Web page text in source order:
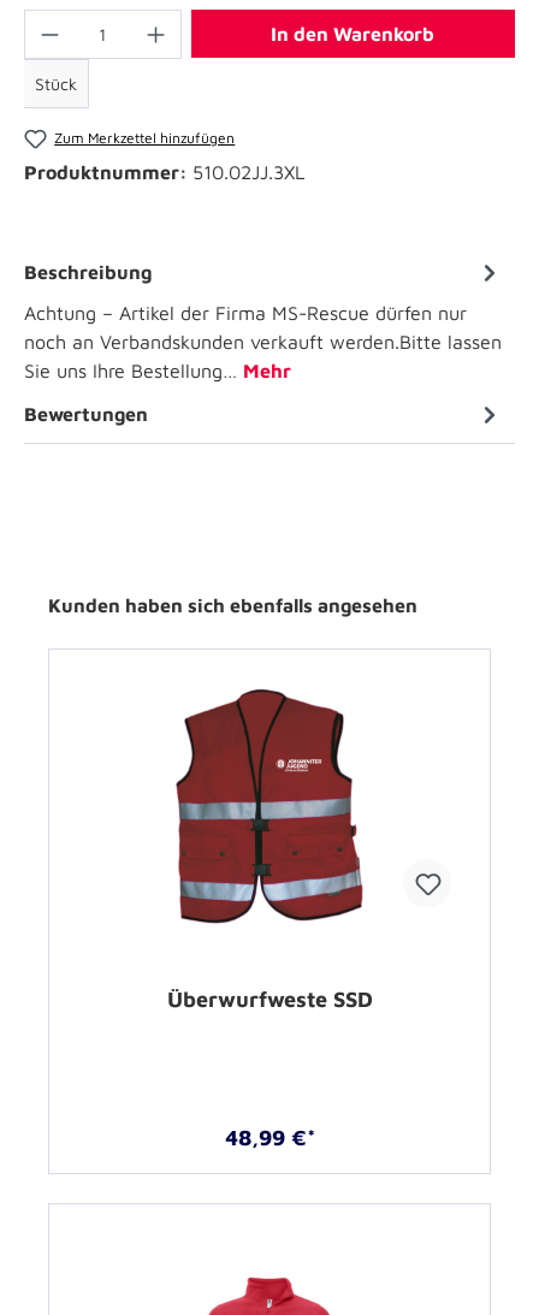
Stück
In den Warenkorb
Zum Merkzettel hinzufügen
Produktnummer: 510.02JJ.3XL
Beschreibung
Achtung – Artikel der Firma MS-Rescue dürfen nur
noch an Verbandskunden verkauft werden.Bitte lassen
Sie uns Ihre Bestellung… Mehr
Bewertungen
Kunden haben sich ebenfalls angesehen
Überwurfweste SSD
48,99 €*